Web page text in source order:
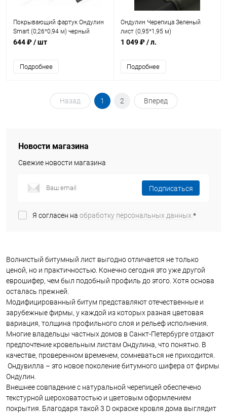
Покрывающий фартук Ондулин
Smart (0,26*0,94 м) черный
644 ₽/ шт
Подробнее
Ондулин Черепица Зеленый
лист (0,95*1,95 м)
1 049 ₽/ л.
Подробнее
Назад 1 2 Вперед
Новости магазина
Свежие новости магазина
Подписаться
Я согласен на обработку персональных данных.*
Волнистый битумный лист выгодно отличается не только
ценой, но и практичностью. Конечно сегодня это уже другой
еврошифер, чем был подобный профиль до этого. Хотя основа
осталась прежней.
Модифицированный битум представляют отечественные и
зарубежные фирмы, у каждой из которых разная цветовая
вариация, толщина профильного слоя и рельеф исполнения.
Многие владельцы частных домов в Санкт-Петербурге отдают
предпочтение кровельным листам Ондулина, что понятно. В
качестве, проверенном временем, сомневаться не приходится.
Ондувилла – это новое поколение битумного шифера от фирмы
Ондулин.
Внешнее совпадение с натуральной черепицей обеспечено
текстурной шероховатостью и цветовым оформлением
покрытия. Благодаря такой 3 D окраске кровля дома выглядит